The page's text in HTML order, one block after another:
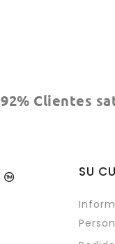
92% Clientes
SU